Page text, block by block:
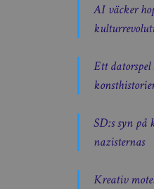
AI väcker
Ett
SD:s syn
nazisternas
Kreativ